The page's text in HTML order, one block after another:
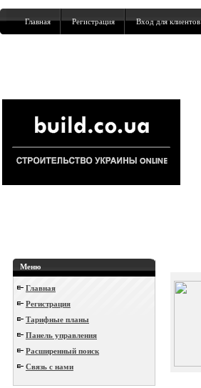
Главная Регистрация Вход для клиентов
Меню
Главная
Регистрация
Тарифные планы
Панель управления
Расширенный поиск
Связь с нами